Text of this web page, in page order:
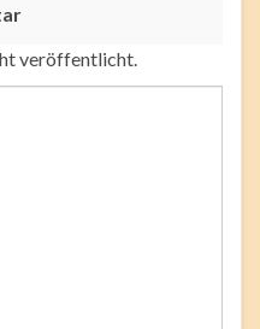
veröffentlicht.